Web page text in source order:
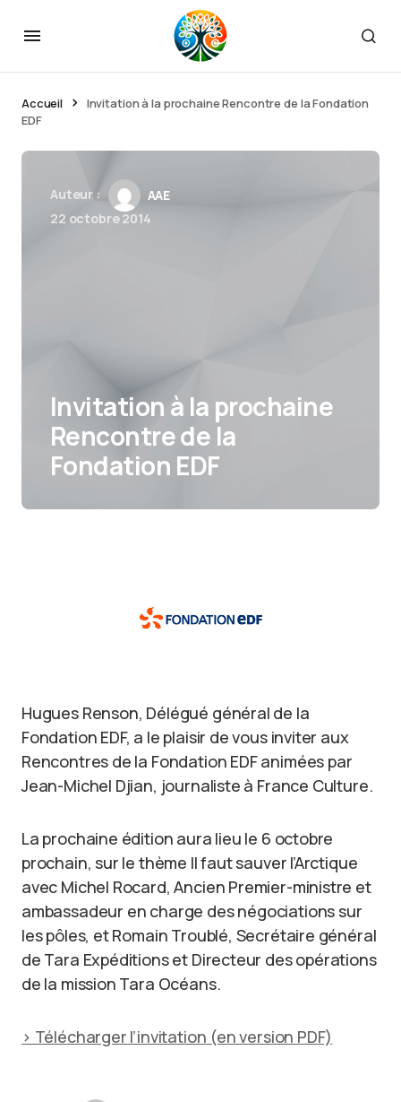
Accueil
Invitation à la prochaine Rencontre de la Fondation
EDF
Auteur :
AAE
22 octobre 2014
Invitation à la prochaine
Rencontre de la
Fondation EDF
Hugues Renson, Délégué général de la
Fondation EDF, a le plaisir de vous inviter aux
Rencontres de la Fondation EDF animées par
Jean-Michel Djian, journaliste à France Culture.
La prochaine édition aura lieu le 6 octobre
prochain, sur le thème Il faut sauver l’Arctique
avec Michel Rocard, Ancien Premier-ministre et
ambassadeur en charge des négociations sur
les pôles, et Romain Troublé, Secrétaire général
de Tara Expéditions et Directeur des opérations
de la mission Tara Océans.
> Télécharger l’invitation (en version PDF)